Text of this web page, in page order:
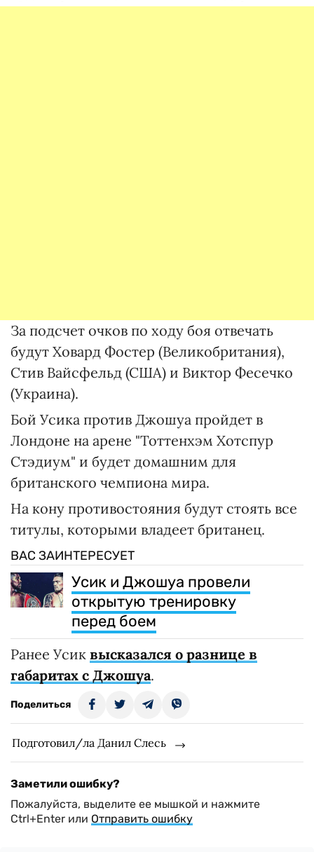
За подсчет очков по ходу боя отвечать
будут Ховард Фостер (Великобритания),
Стив Вайсфельд (США) и Виктор Фесечко
(Украина).
Бой Усика против Джошуа пройдет в
Лондоне на арене "Тоттенхэм Хотспур
Стэдиум" и будет домашним для
британского чемпиона мира.
На кону противостояния будут стоять все
титулы, которыми владеет британец.
ВАС ЗАИНТЕРЕСУЕТ
Усик и Джошуа провели
открытую тренировку
перед боем
Ранее Усик высказался о разнице в
габаритах с Джошуа.
Поделиться
Подготовил/ла Данил Слесь
Заметили ошибку?
Пожалуйста, выделите ее мышкой и нажмите
Ctrl+Enter или Отправить ошибку